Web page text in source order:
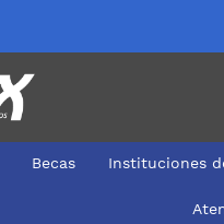
Becas Instituciones